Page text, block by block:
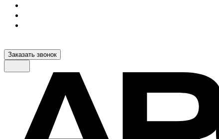
Заказать звонок